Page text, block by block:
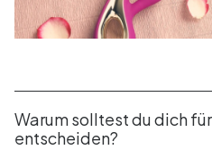
Warum solltest du dich
entscheiden?